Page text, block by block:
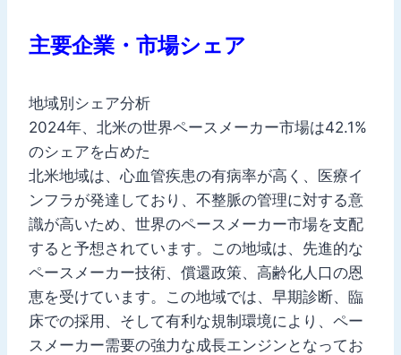
主要企業・市場シェア
地域別シェア分析
2024年、北米の世界ペースメーカー市場は42.1%
のシェアを占めた
北米地域は、心血管疾患の有病率が高く、医療イ
ンフラが発達しており、不整脈の管理に対する意
識が高いため、世界のペースメーカー市場を支配
すると予想されています。この地域は、先進的な
ペースメーカー技術、償還政策、高齢化人口の恩
恵を受けています。この地域では、早期診断、臨
床での採用、そして有利な規制環境により、ペー
スメーカー需要の強力な成長エンジンとなってお